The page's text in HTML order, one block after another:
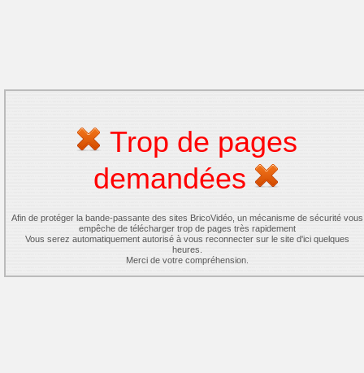
Trop de pages
demandées
Afin de protéger la bande-passante des sites BricoVidéo, un mécanisme de sécurité vous
empêche de télécharger trop de pages très rapidement
Vous serez automatiquement autorisé à vous reconnecter sur le site d'ici quelques
heures.
Merci de votre compréhension.